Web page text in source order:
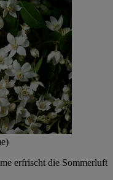
erfrischt die Sommerluft